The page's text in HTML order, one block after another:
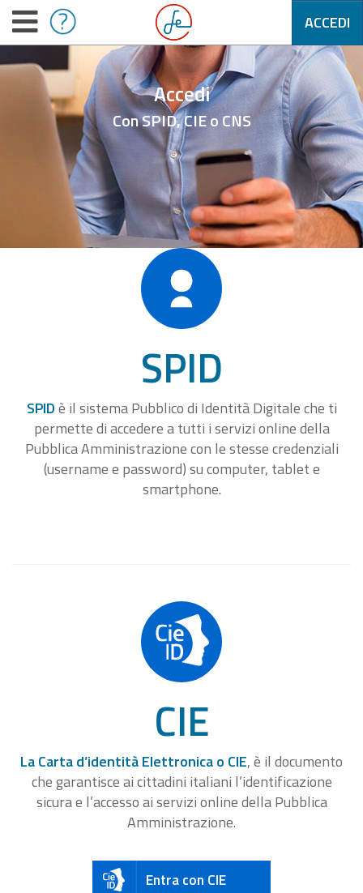
ACCEDI
Accedi
Con SPID, CIE o CNS
SPID
SPIDè il sistema Pubblico di Identità Digitale che ti
permette di accedere a tutti i servizi online della
Pubblica Amministrazione con le stesse credenziali
(username e password) su computer, tablet e
smartphone.
CIE
La Carta d’identità Elettronica o CIE, è il documento
che garantisce ai cittadini italiani l’identificazione
sicura e l’accesso ai servizi online della Pubblica
Amministrazione.
Entra con CIE